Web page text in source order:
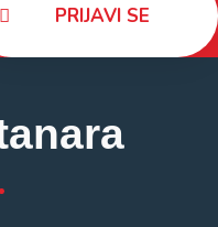
PRIJAVI SE